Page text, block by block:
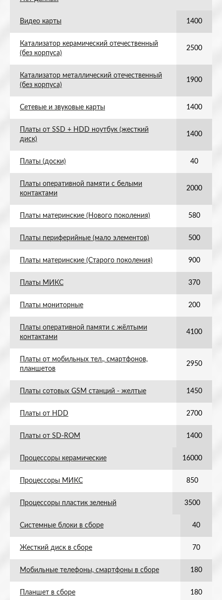
Видео карты 1400
Катализатор керамический отечественный
(без корпуса)
2500
Катализатор металлический отечественный
(без корпуса)
1900
Сетевые и звуковые карты 1400
Платы от SSD + HDD ноутбук (жесткий
диск)
1400
Платы (доски) 40
Платы оперативной памяти с белыми
контактами
2000
Платы материнские (Нового поколения) 580
Платы периферийные (мало элементов) 500
Платы материнские (Старого поколения) 900
Платы МИКС 370
Платы мониторные 200
Платы оперативной памяти с жёлтыми
контактами
4100
Платы от мобильных тел., смартфонов,
планшетов
2950
Платы сотовых GSM станций - желтые 1450
Платы от HDD 2700
Платы от SD-ROM 1400
Процессоры керамические 16000
Процессоры МИКС 850
Процессоры пластик зеленый 3500
Системные блоки в сборе 40
Жесткий диск в сборе 70
Мобильные телефоны, смартфоны в сборе 180
Планшет в сборе 180